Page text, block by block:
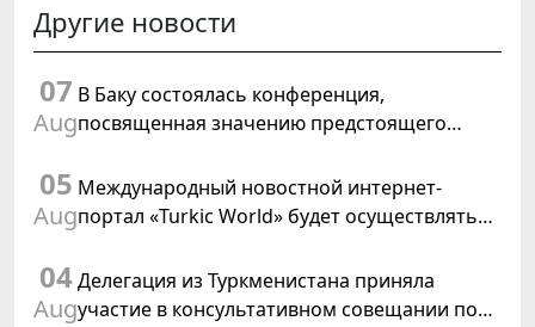
Другие новости
07
Aug
В Баку состоялась конференция,
посвященная значению предстоящего
резолюции ООН «Год международного
права, 2028»
05
Aug
Международный новостной интернет-
портал «Turkic World» будет осуществлять
заседания Халк Маслахаты Туркменистана
04
Aug
Делегация из Туркменистана приняла
участие в консультативном совещании по